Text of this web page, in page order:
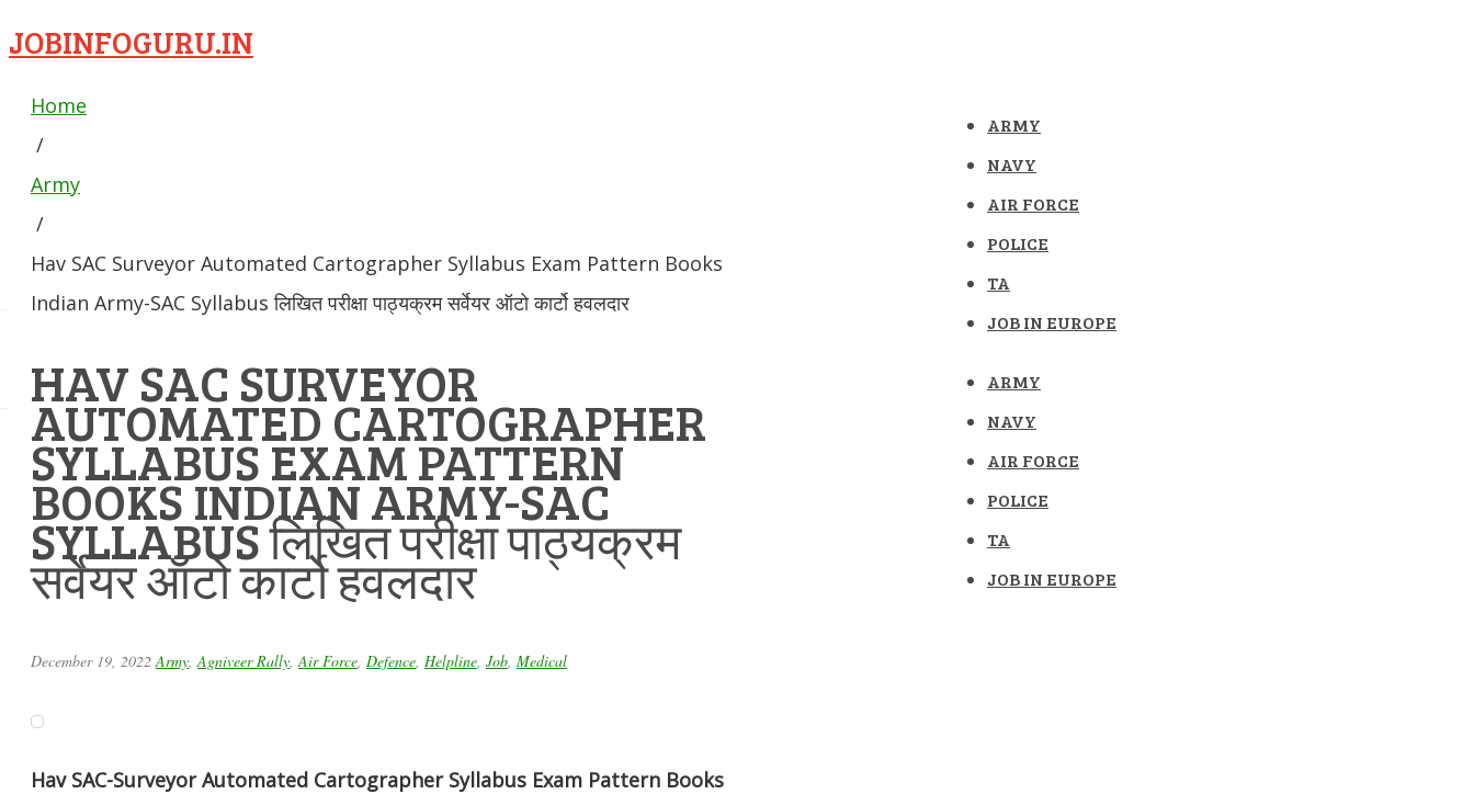
JOBINFOGURU.IN
ARMY
NAVY
AIR FORCE
POLICE
TA
JOB IN EUROPE
ARMY
NAVY
AIR FORCE
POLICE
TA
JOB IN EUROPE
Home
/
Army
/
Hav SAC Surveyor Automated Cartographer Syllabus Exam Pattern Books
Indian Army-SAC Syllabus लिखित परीक्षा पाठ्यक्रम सर्वेयर ऑटो कार्टो हवलदार
HAV SAC SURVEYOR
AUTOMATED CARTOGRAPHER
SYLLABUS EXAM PATTERN
BOOKS INDIAN ARMY-SAC
SYLLABUS लिखित परीक्षा पाठ्यक्रम
सर्वेयर ऑटो कार्टो हवलदार
December 19, 2022 Army Agniveer Rally Air Force Defence Helpline Job Medical
Hav SAC-Surveyor Automated Cartographer Syllabus Exam Pattern Books